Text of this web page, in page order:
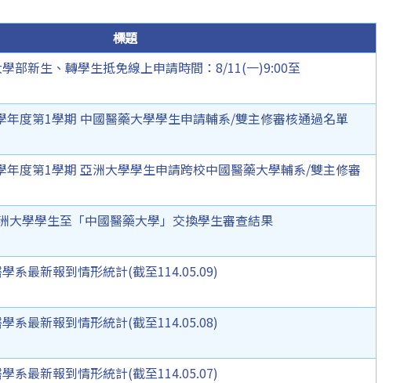
標題
部新生、轉學生抵免線上申請時間：8/11(一)9:00至
年度第1學期 中國醫藥大學學生申請輔系/雙主修審核通過名單
年度第1學期 亞洲大學學生申請跨校中國醫藥大學輔系/雙主修審
大學學生至「中國醫藥大學」交換學生審查結果
系最新報到情形統計(截至114.05.09)
系最新報到情形統計(截至114.05.08)
系最新報到情形統計(截至114.05.07)